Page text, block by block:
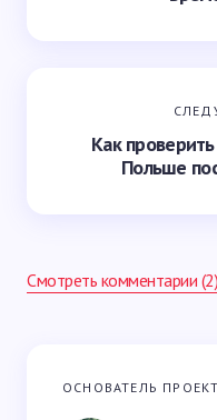
Как
Польше
Смотреть комментарии (2)
Ваш адрес email не
ОСНОВАТЕЛЬ